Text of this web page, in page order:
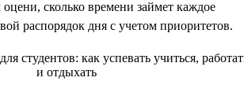
оцени, сколько времени займет каждое
распорядок дня с учетом приоритетов.